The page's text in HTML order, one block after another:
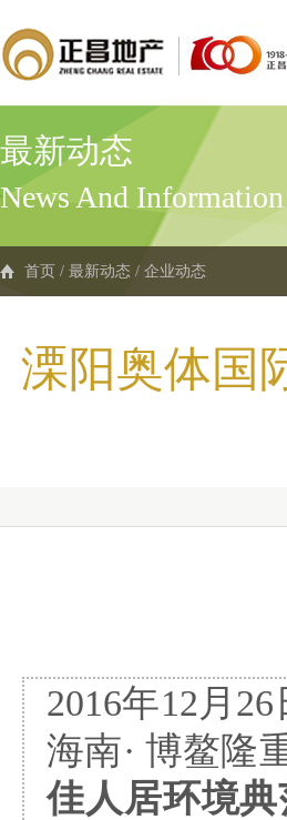
最新动态
News And Information
首页 / 最新动态 / 企业动态
溧阳奥体国
2016年12月26
海南· 博鳌隆
佳人居环境典